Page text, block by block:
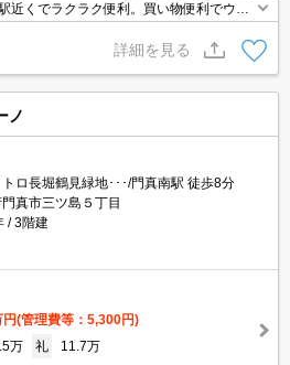
近くでラクラク便利。買い物便利でウキ
詳細を見る
ノ
ロ長堀鶴見緑地･･･/門真南駅 徒歩8分
真市三ツ島５丁目
3階建
円(管理費等：5,300円)
万 礼
11.7万